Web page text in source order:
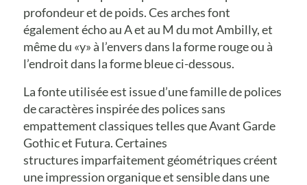
profondeur et de poids. Ces arches font
également écho au A et au M du mot Ambilly, et
même du «y» à l’envers dans la forme rouge ou à
l’endroit dans la forme bleue ci-dessous.
La fonte utilisée est issue d’une famille de polices
de caractères inspirée des polices sans
empattement classiques telles que Avant Garde
Gothic et Futura. Certaines
structures imparfaitement géométriques créent
une impression organique et sensible dans une